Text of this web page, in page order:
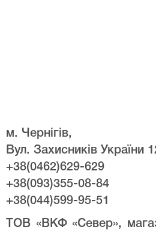
м. Чернігів,
Вул. Захисників України
+38(0462)629-629
+38(093)355-08-84
+38(044)599-95-51
ТОВ «ВКФ «Север»,